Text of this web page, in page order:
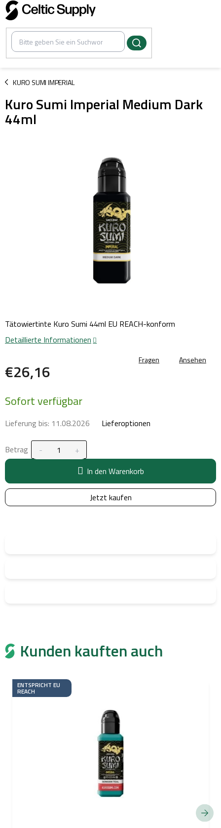
Zum
Inhalt
springen
KURO SUMI IMPERIAL
/
Kuro Sumi Imperial Medium Dark
44ml
€26,16
Sofort verfügbar
Lieferung bis: 11.08.2026 Lieferoptionen
Betrag
In den Warenkorb
Jetzt kaufen
Tätowiertinte Kuro Sumi 44ml EU REACH-konform
Detaillierte Informationen
Fragen Ansehen
Kunden kauften auch
ENTSPRICHT EU
REACH